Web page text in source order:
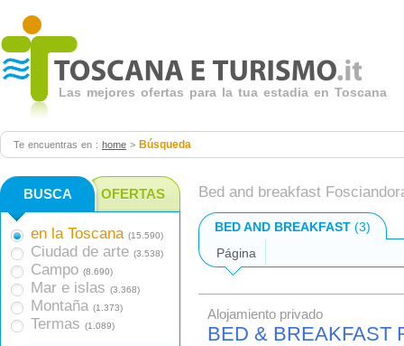
Las mejores ofertas para la tua estadia en Toscana
Te encuentras en : home > Búsqueda
Bed and breakfast
BED AND BREAKFAST (3)
Página
Alojamiento privado
BED & BREAKFAST
BUSCA OFERTAS
en la Toscana (15.590)
Ciudad de arte (3.538)
Campo (8.690)
Mar e islas (3.368)
Montaña (1.373)
Termas (1.089)